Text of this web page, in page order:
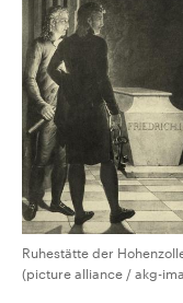
Ruhestätte der
(picture alliance / akg-